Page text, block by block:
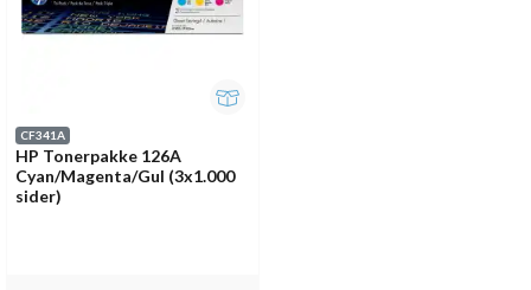
CF341A
HP Tonerpakke 126A
Cyan/Magenta/Gul (3x1.000
sider)